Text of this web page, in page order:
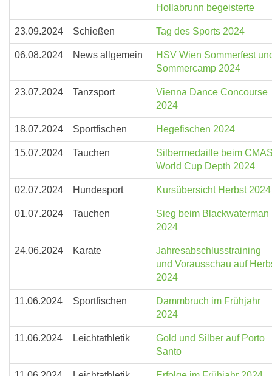
Hollabrunn begeisterte
23.09.2024 Schießen Tag des Sports 2024
06.08.2024 News allgemein
HSV Wien Sommerfest
Sommercamp 2024
23.07.2024 Tanzsport
Vienna Dance Concourse
2024
18.07.2024 Sportfischen Hegefischen 2024
15.07.2024 Tauchen
Silbermedaille beim
World Cup Depth 2024
02.07.2024 Hundesport Kursübersicht Herbst 2024
01.07.2024 Tauchen
Sieg beim Blackwaterman
2024
24.06.2024 Karate
Jahresabschlusstraining
und Vorausschau auf
2024
11.06.2024 Sportfischen
Dammbruch im Frühjahr
2024
11.06.2024 Leichtathletik
Gold und Silber auf Porto
Santo